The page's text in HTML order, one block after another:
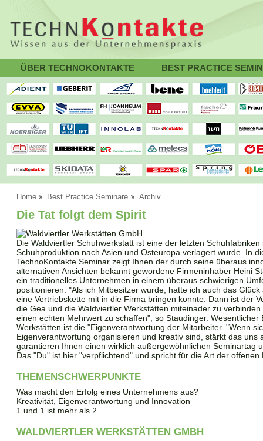
ÜBER TECHNOKONTAKTE BEST PRACTICE
Home Best Practice Seminare Archiv
Die Tat folgt dem Spirit
Die Waldviertler Schuhwerkstatt ist eine der letzten
Schuhproduktion nach Asien und Osteuropa verlagert wurde. In
TechnoKontakte Seminar zeigt Ihnen der durch seine überaus
alternativen Ansichten bekannt gewordene Firmeninhaber Heini
ein traditionelles Unternehmen in einem überaus schwierigen
positionieren. "Als ich Mitbesitzer wurde, hatte ich auch das
eine Vertriebskette mit in die Firma bringen konnte. Dann ist der
die Gea und die Waldviertler Werkstätten miteinader zu
einen echten Mehrwert zu schaffen", so Staudinger. Wesentlicher
Werkstätten ist die "Eigenverantwortung der Mitarbeiter. "Wenn
Eigenverantwortung organisieren und kreativ sind, stärkt das uns
garantieren Ihnen einen wirklich außergewöhnlichen Seminartag
Das "Du" ist hier "verpflichtend" und spricht für die Art der offenen
THEMENSCHWERPUNKTE
Was macht den Erfolg eines Unternehmens aus?
Kreativität, Eigenverantwortung und Innovation
1 und 1 ist mehr als 2
WALDVIERTLER WERKSTÄTTEN GMBH